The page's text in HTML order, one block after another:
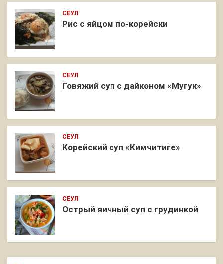
СЕУЛ
Рис с яйцом по-корейски
СЕУЛ
Говяжий суп с дайконом «Мугук»
СЕУЛ
Корейский суп «Кимчитиге»
СЕУЛ
Острый яичный суп с грудинкой